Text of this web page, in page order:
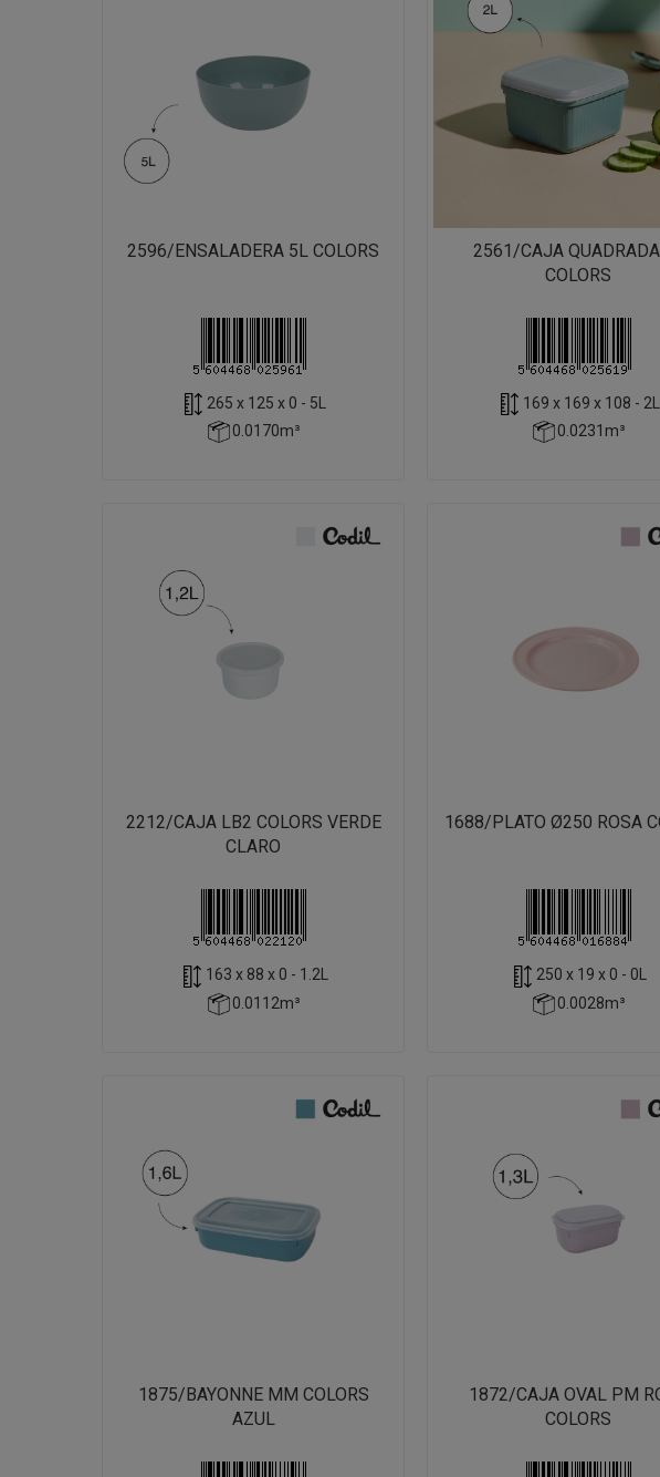
2596/ENSALADERA 5L COLORS
265 x 125 x 0 - 5L
0.0170m³
2561/CAJA
COLORS
169 x 169 x 108 - 2L
0.0231m³
2212/CAJA LB2 COLORS VERDE
CLARO
163 x 88 x 0 - 1.2L
0.0112m³
1688/PLATO Ø250 ROSA
250 x 19 x 0 - 0L
0.0028m³
1875/BAYONNE MM COLORS
AZUL
1872/CAJA OVAL PM
COLORS